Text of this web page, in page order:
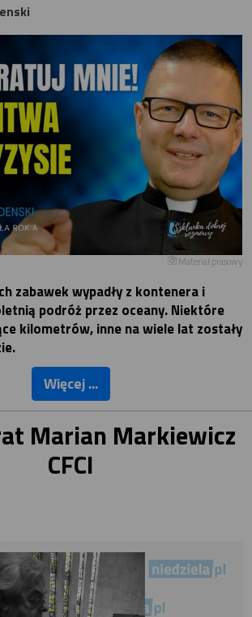
Materiał prasowy
zabawek wypadły z kontenera i
podróż przez oceany. Niektóre
kilometrów, inne na wiele lat zostały
Więcej ...
Marian Markiewicz
CFCI